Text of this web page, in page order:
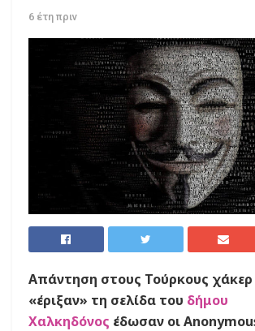
6 έτη πριν
Απάντηση στους Τούρκους
«έριξαν» τη σελίδα του δήμου
Χαλκηδόνος έδωσαν οι